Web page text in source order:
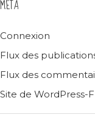
META
Connexion
Flux des
Flux des
Site de WordPress-